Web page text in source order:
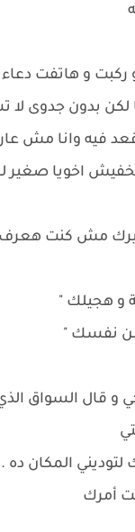
ركبت و هاتفت
لكن بدون جدوى
فيه وانا مش
مش كنت هعرف
و هجيلك "
نفسك "
قال السواق الذي
لتوديني المكان ده
أمرك